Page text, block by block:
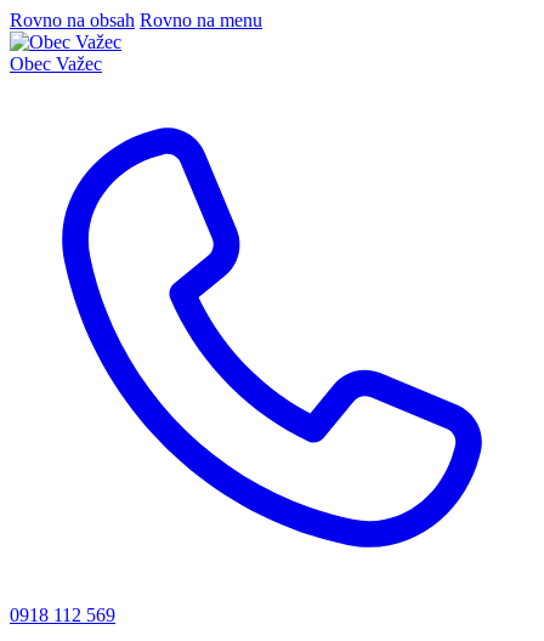
Rovno na obsah Rovno na menu
Obec Važec
0918 112 569